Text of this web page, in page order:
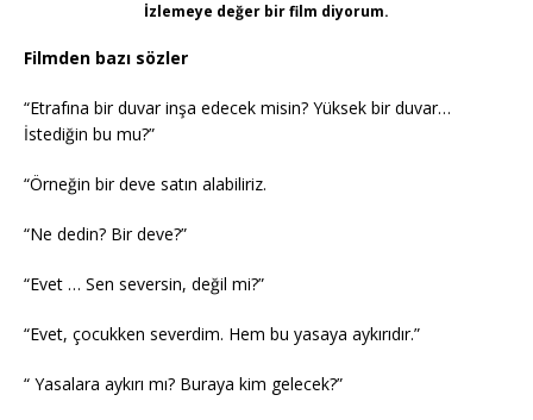
İzlemeye değer bir film diyorum.
Filmden bazı sözler
“Etrafına bir duvar inşa edecek misin? Yüksek bir duvar…
İstediğin bu mu?”
“Örneğin bir deve satın alabiliriz.
“Ne dedin? Bir deve?”
“Evet … Sen seversin, değil mi?”
“Evet, çocukken severdim. Hem bu yasaya aykırıdır.”
“ Yasalara aykırı mı? Buraya kim gelecek?”